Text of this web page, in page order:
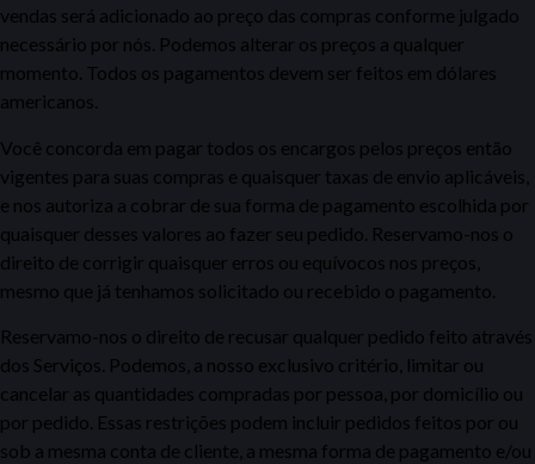
vendas será adicionado ao preço das compras conforme julgado
necessário por nós. Podemos alterar os preços a qualquer
momento. Todos os pagamentos devem ser feitos em dólares
americanos.
Você concorda em pagar todos os encargos pelos preços então
vigentes para suas compras e quaisquer taxas de envio aplicáveis,
e nos autoriza a cobrar de sua forma de pagamento escolhida por
quaisquer desses valores ao fazer seu pedido. Reservamo-nos o
direito de corrigir quaisquer erros ou equívocos nos preços,
mesmo que já tenhamos solicitado ou recebido o pagamento.
Reservamo-nos o direito de recusar qualquer pedido feito através
dos Serviços. Podemos, a nosso exclusivo critério, limitar ou
cancelar as quantidades compradas por pessoa, por domicílio ou
por pedido. Essas restrições podem incluir pedidos feitos por ou
sob a mesma conta de cliente, a mesma forma de pagamento e/ou